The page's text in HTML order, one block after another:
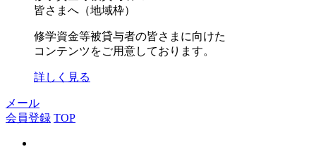
皆さまへ（地域枠）
修学資金等被貸与者の皆さまに向けた
コンテンツをご用意しております。
詳しく見る
メール
会員登録 TOP